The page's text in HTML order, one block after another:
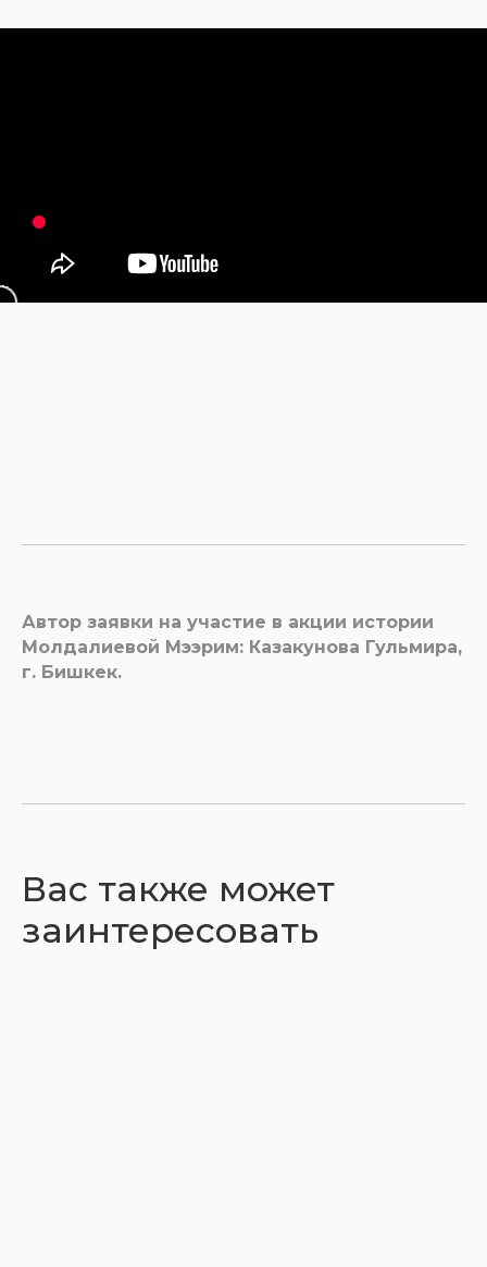
Автор заявки на участие в акции истории
Молдалиевой Мээрим: Казакунова Гульмира,
г. Бишкек.
Вас также может
заинтересовать